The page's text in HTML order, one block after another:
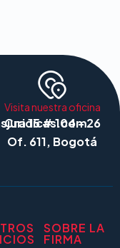
Visita nuestra oficina
Cra 15 # 104 - 26
Of. 611, Bogotá
SOBRE LA
FIRMA